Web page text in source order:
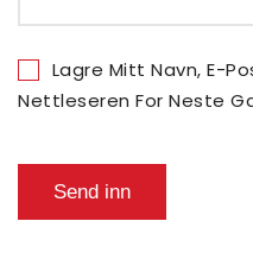
Lagre Mitt Navn, E-
Nettleseren For Neste